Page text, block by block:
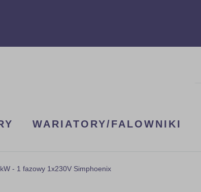
WARIATORY/FALOWNIKI
- 1 fazowy 1x230V Simphoenix